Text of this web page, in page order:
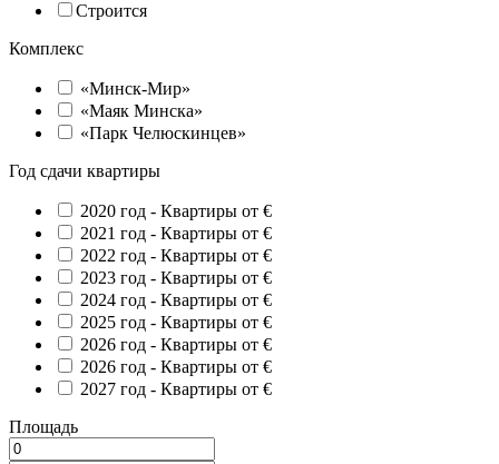
Строится
Комплекс
«Минск-Мир»
«Маяк Минска»
«Парк Челюскинцев»
Год сдачи квартиры
2020 год - Квартиры от €
2021 год - Квартиры от €
2022 год - Квартиры от €
2023 год - Квартиры от €
2024 год - Квартиры от €
2025 год - Квартиры от €
2026 год - Квартиры от €
2026 год - Квартиры от €
2027 год - Квартиры от €
Площадь